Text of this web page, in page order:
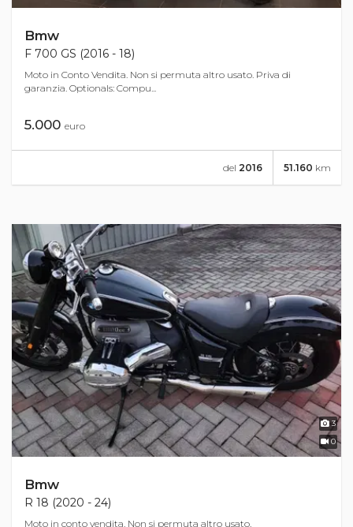
Bmw
F 700 GS (2016 - 18)
Moto in Conto Vendita. Non si permuta altro usato. Priva di
garanzia. Optionals: Compu...
5.000 euro
51.160 km
del 2016
3
0
Bmw
R 18 (2020 - 24)
Moto in conto vendita. Non si permuta altro usato.